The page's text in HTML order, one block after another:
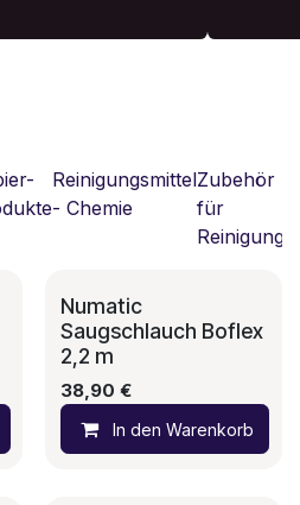
Reinigungsmittel
- Chemie
Zubehör
für
Reinigung
Auf die Wunschliste
Numatic
Saugschlauch Boflex
2,2 m
38,90 €
In den Warenkorb